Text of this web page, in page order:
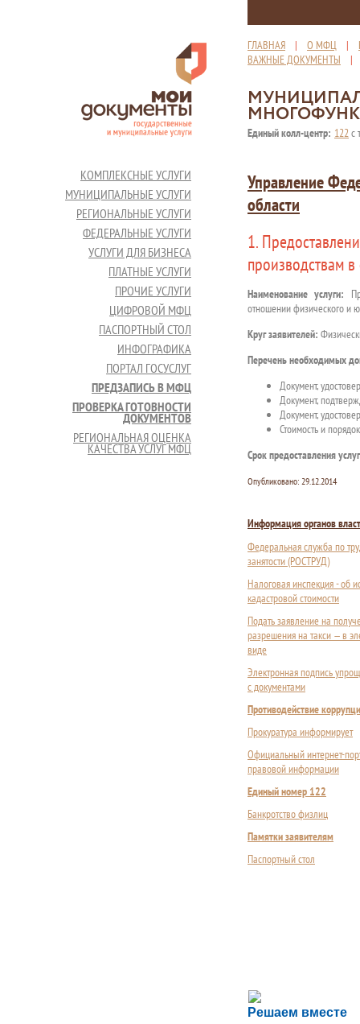
ГЛАВНАЯ | О МФЦ |
ВАЖНЫЕ ДОКУМЕНТЫ
Единый колл-центр: 122с
КОМПЛЕКСНЫЕ УСЛУГИ
МУНИЦИПАЛЬНЫЕ УСЛУГИ
РЕГИОНАЛЬНЫЕ УСЛУГИ
ФЕДЕРАЛЬНЫЕ УСЛУГИ
УСЛУГИ ДЛЯ БИЗНЕСА
ПЛАТНЫЕ УСЛУГИ
ПРОЧИЕ УСЛУГИ
ЦИФРОВОЙ МФЦ
ПАСПОРТНЫЙ СТОЛ
ИНФОГРАФИКА
ПОРТАЛ ГОСУСЛУГ
ПРЕДЗАПИСЬ В МФЦ
ПРОВЕРКА ГОТОВНОСТИ
ДОКУМЕНТОВ
РЕГИОНАЛЬНАЯ ОЦЕНКА
КАЧЕСТВА УСЛУГ МФЦ
Управление
области
1.
производствам
Наименование услуги:
отношении физического и
Круг заявителей:
Перечень необходимых
Документ,
Документ,
Документ,
Стоимость и
Срок предоставления
Опубликовано: 29.12.2014
Информация органов
Федеральная служба по
занятости (РОСТРУД)
Налоговая инспекция - об
кадастровой стоимости
Подать заявление на
разрешения на такси — в
виде
Электронная подпись
с документами
Противодействие
Прокуратура информирует
Официальный интернет-
правовой информации
Единый номер 122
Банкротство физлиц
Памятки заявителям
Паспортный стол
Решаем вместе
Сложности с
Сообщите об этом